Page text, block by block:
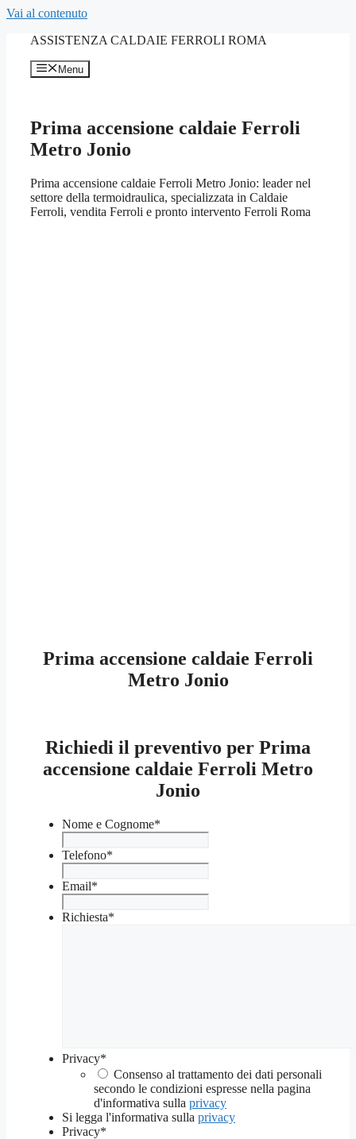
Vai al contenuto
ASSISTENZA CALDAIE FERROLI ROMA
Menu
Prima accensione caldaie Ferroli
Metro Jonio
Prima accensione caldaie Ferroli Metro Jonio: leader nel
settore della termoidraulica, specializzata in Caldaie
Ferroli, vendita Ferroli e pronto intervento Ferroli Roma
Prima accensione caldaie Ferroli
Metro Jonio
Richiedi il preventivo per Prima
accensione caldaie Ferroli Metro
Jonio
Nome e Cognome*
Telefono*
Email*
Richiesta*
Privacy*
Consenso al trattamento dei dati personali
secondo le condizioni espresse nella pagina
d'informativa sulla privacy
Si legga l'informativa sulla privacy
Privacy*